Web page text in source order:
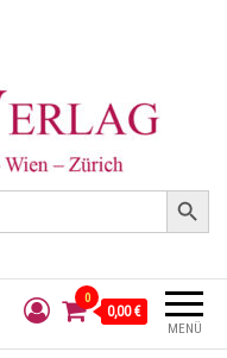
Search Button
MENÜ
0
0,00 €